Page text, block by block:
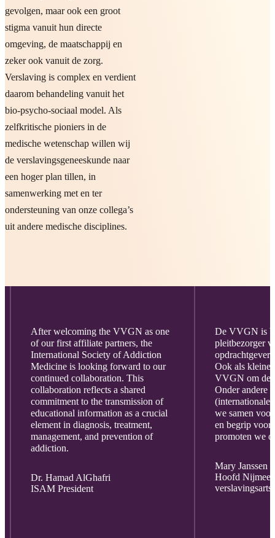
gevolgen, maar ook een groot
stigma vanuit hun directe
omgeving, de maatschappij en
zeker ook vanuit de zorg.
Verslaving is complex en verdient
daarom behandeling vanuit het
bio-psycho-sociaal model. Als
zelfkritische pioniers in de
medische wetenschap willen wij
de verslavingsgeneeskunde naar
een hoger plan tillen, in
samenwerking met en ter
ondersteuning van onze collega’s
uit andere medische disciplines.
After welcoming the VVGN as one
of our first affiliate partners, the
International Society of Addiction
Medicine is looking forward to our
continued collaboration. This
collaboration reflects a shared
commitment to the transmission of
educational information as a crucial
element in diagnosis, treatment,
management, and prevention of
addiction.
Dr. Hamad AlGhafri
ISAM President
De VVGN is
pleitbezorger
opdrachtgever
Ook als kleine
VVGN om
Onder andere
(internationale)
we samen
en begrip voor
promoten we
Mary Janssen
Hoofd
verslavingsarts